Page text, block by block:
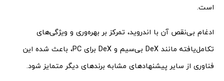
است.
ادغام بی‌نقص آن با اندروید، تمرکز بر بهره‌وری و ویژگی‌های
تکامل‌یافته مانند DeX بی‌سیم و DeX برای PC، باعث شده این
فناوری از سایر پیشنهادهای مشابه برندهای دیگر متمایز شود.